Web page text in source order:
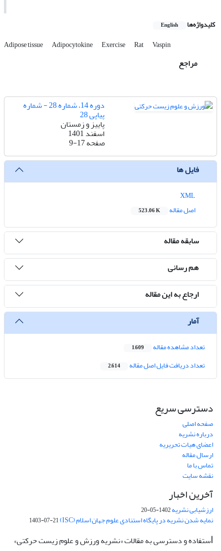
کلیدواژه‌ها English
Adipose tissue Adipocytokine Exercise Rat Vaspin
مراجع
دوره 14، شماره 28 - شماره
پیاپی 28
پاییز و زمستان
اسفند 1401
صفحه9-17
فایل ها
اصل مقاله
523.06 K
سابقه مقاله
هم رسانی
ارجاع به این مقاله
آمار
تعداد مشاهده مقاله 1,609
تعداد دریافت فایل اصل مقاله 2,614
دسترسی سریع
صفحه اصلی
درباره نشریه
اعضای هیات تحریریه
ارسال مقاله
تماس با ما
نقشه سایت
آخرین اخبار
ارزشیابی نشریه1402-05-20
نمایه شدن نشریه در پایگاه استنادی علوم جهان اسلام (ISC) 1403-07-21
ستفاده و دسترسی به مقالات «نشریه ورزش و علوم زیست حرکتی»